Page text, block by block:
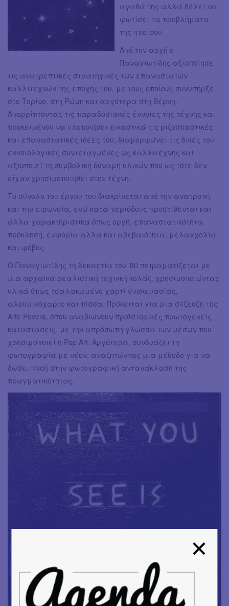
αγαθά της αλλά θέλει να
φωτίσει τα προβλήματα
της ηπείρου.
Από την αρχή ο
Παναγιωτίδης αξιοποίησε
τις ανατρεπτικές στρατηγικές των επαναστατών
καλλιτεχνών της εποχής του, με τους οποίους συνυπήρξε
στο Τορίνο, στη Ρώμη και αργότερα στη Βέρνη.
Απορρίπτοντας τις παραδοσιακές έννοιες της τέχνης και
προκειμένου να υλοποιήσει εικαστικά τις ριζοσπαστικές
και επαναστατικές ιδέες του, διαμορφώνει τις δικές του
εννοιολογικές συντεταγμένες ως καλλιτέχνης και
αξιοποιεί τη συμβολική δύναμη υλικών που ως τότε δεν
είχαν χρησιμοποιηθεί στην τέχνη.
Το σύνολο του έργου του διακρίνεται από την ανατροπή
και την ειρωνεία, ενώ κατά περιόδους προστίθενται και
άλλα χαρακτηριστικά όπως οργή, επαναστατικότητα,
πρόκληση, ευφορία αλλά και αβεβαιότητα, μελαγχολία
και φόβος.
Ο Παναγιωτίδης τη δεκαετία του ’80 πειραματίζεται με
μια αρχαϊκά ρεαλιστική τεχνική κολάζ, χρησιμοποιώντας
υλικά όπως τσαλακωμένο χαρτί συσκευασίας,
αλουμινόχαρτο και πίσσα. Πρόκειται για μια σύζευξη της
Arte Povera, όπου αναβιώνουν προϊστορικές πρωτογενείς
καταστάσεις, με την απρόσωπη γλώσσα των μέσων που
χρησιμοποιεί η Pop Art. Αργότερα, συνδυάζει τη
φωτογραφία με νέον, αναζητώντας μια μέθοδο για να
δώσει πνοή στην φωτογραφική αντανάκλαση της
πραγματικότητας.